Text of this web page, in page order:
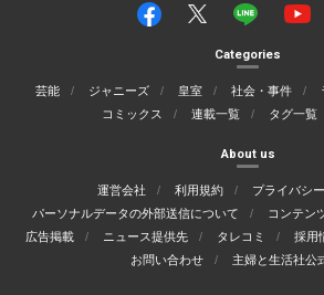
Categories
芸能 ジャニーズ 皇室 社会・事件
コミックス
連載一覧 タグ一覧
About us
運営会社 利用規約
プライバシ
パーソナルデータの外部送信について
コンテン
広告掲載
ニュース提供先 タレコミ 採用
お問い合わせ
主婦と生活社公